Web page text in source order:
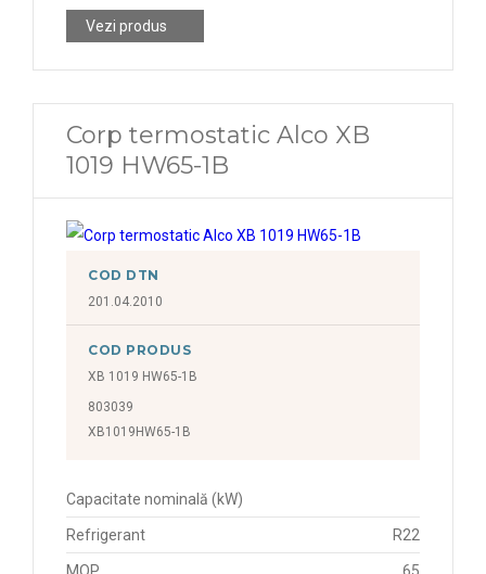
Vezi produs
Corp termostatic Alco XB
1019 HW65-1B
COD DTN
201.04.2010
COD PRODUS
XB 1019 HW65-1B
803039
XB1019HW65-1B
Capacitate nominală (kW)
Refrigerant R22